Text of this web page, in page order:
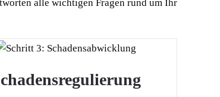
alle wichtigen Fragen rund um Ihr